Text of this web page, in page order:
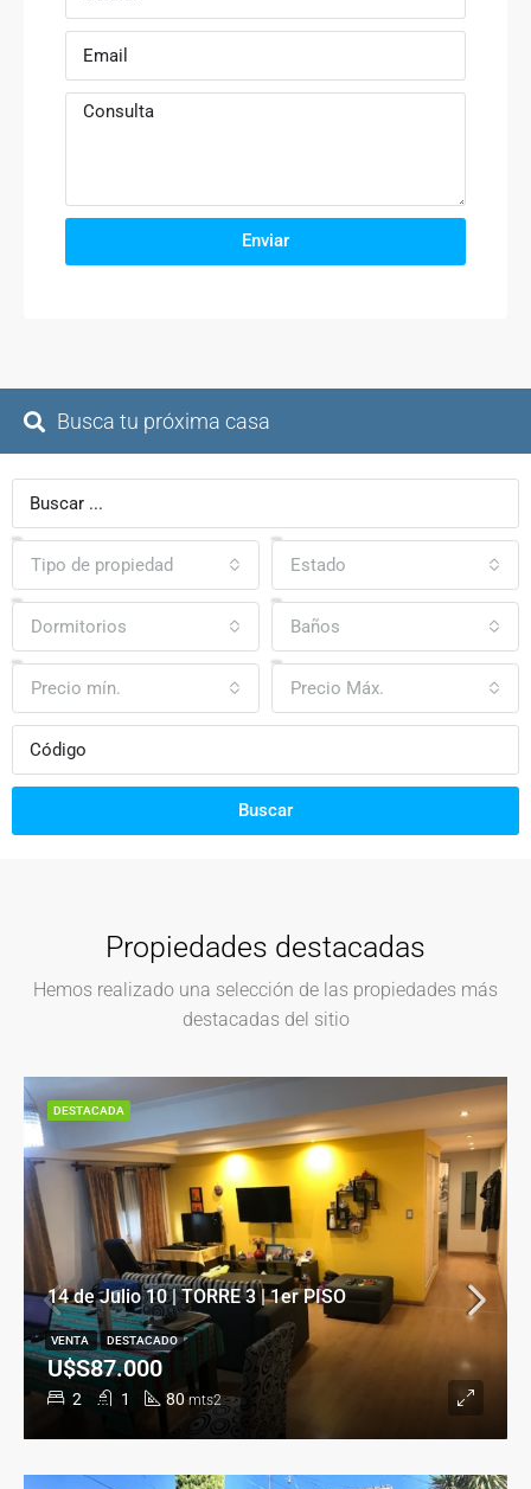
Enviar
Busca tu próxima casa
Tipo de propiedad Estado
Dormitorios Baños
Precio mín. Precio Máx.
Buscar
Propiedades destacadas
Hemos realizado una selección de las propiedades más
destacadas del sitio
14 de Julio 10 | TORRE 3 | 1er PISO
2 1 80 mts2
U$S87.000
VENTA DESTACADO
DESTACADA